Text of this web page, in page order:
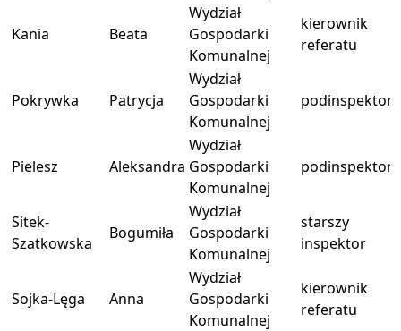
Kania Beata
Wydział
Gospodarki
Komunalnej
kierownik
referatu
Pokrywka Patrycja
Wydział
Gospodarki
Komunalnej
podinspektor
Pielesz Aleksandra
Wydział
Gospodarki
Komunalnej
podinspektor
Sitek-
Szatkowska
Bogumiła
Wydział
Gospodarki
Komunalnej
starszy
inspektor
Sojka-Lęga Anna
Wydział
Gospodarki
Komunalnej
kierownik
referatu